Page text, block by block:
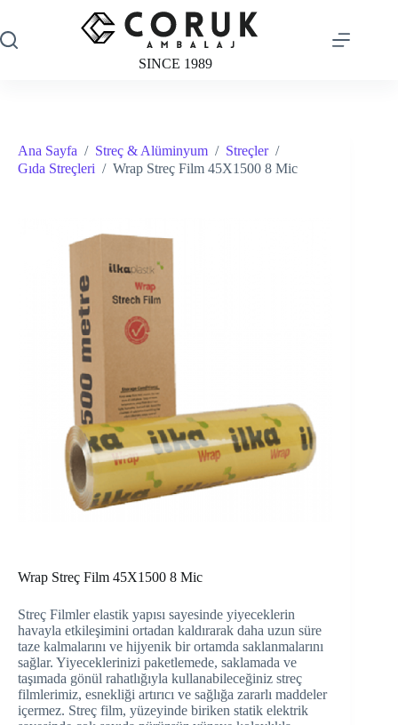
content
SINCE 1989
Ana Sayfa / Streç & Alüminyum / Streçler /
Gıda Streçleri / Wrap Streç Film 45X1500 8 Mic
Wrap Streç Film 45X1500 8 Mic
Streç Filmler elastik yapısı sayesinde yiyeceklerin
havayla etkileşimini ortadan kaldırarak daha uzun süre
taze kalmalarını ve hijyenik bir ortamda saklanmalarını
sağlar. Yiyeceklerinizi paketlemede, saklamada ve
taşımada gönül rahatlığıyla kullanabileceğiniz streç
filmlerimiz, esnekliği artırıcı ve sağlığa zararlı maddeler
içermez. Streç film, yüzeyinde biriken statik elektrik